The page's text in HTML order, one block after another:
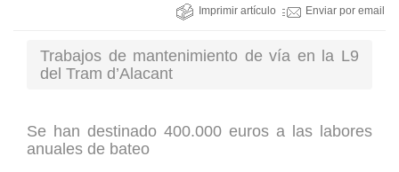
Imprimir artículo Enviar por email
Trabajos de mantenimiento de vía en la L9
del Tram d’Alacant
Se han destinado 400.000 euros a las labores
anuales de bateo